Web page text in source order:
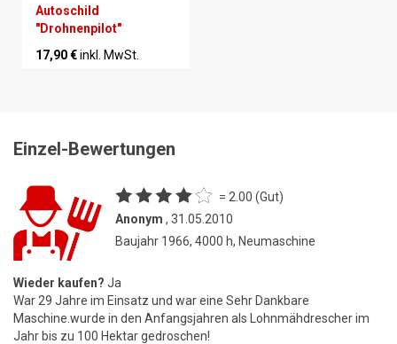
Autoschild
"Drohnenpilot"
17,90 €inkl. MwSt.
Einzel-Bewertungen
= 2.00 (Gut)
Anonym , 31.05.2010
Baujahr 1966, 4000 h, Neumaschine
Wieder kaufen? Ja
War 29 Jahre im Einsatz und war eine Sehr Dankbare
Maschine.wurde in den Anfangsjahren als Lohnmähdrescher im
Jahr bis zu 100 Hektar gedroschen!